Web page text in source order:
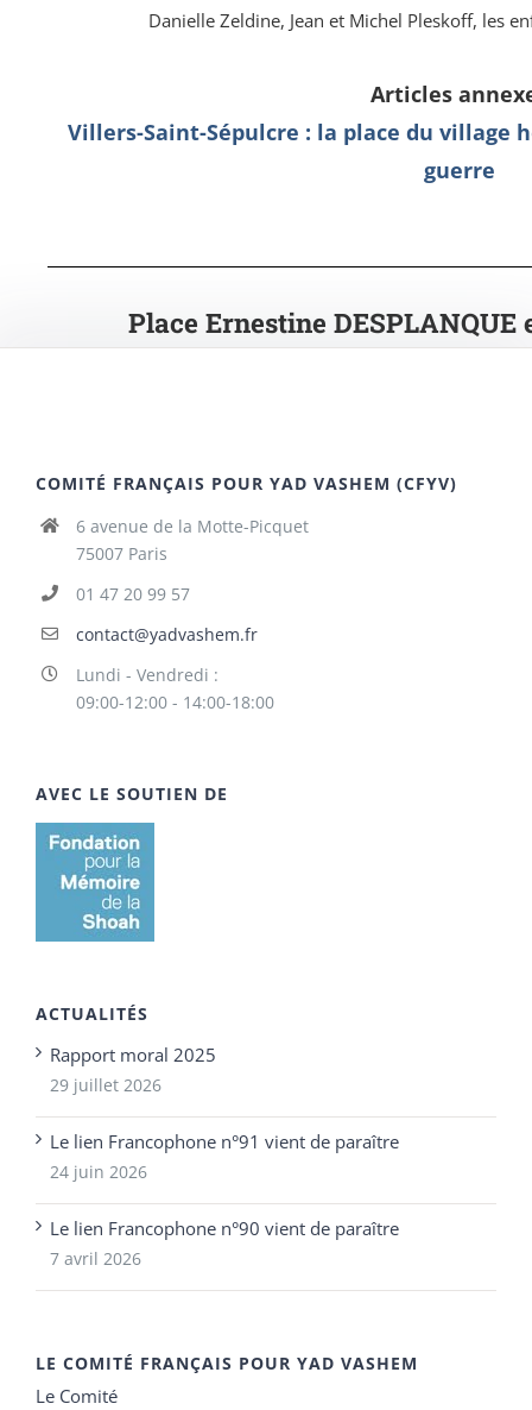
Danielle Zeldine, Jean et Michel Pleskoff, les
Articles
Villers-Saint-Sépulcre : la place du village
guerre
Place Ernestine DESPLANQUE
COMITÉ FRANÇAIS POUR YAD VASHEM (CFYV)
6 avenue de la Motte-Picquet
75007 Paris
01 47 20 99 57
contact@yadvashem.fr
Lundi - Vendredi :
09:00-12:00 - 14:00-18:00
AVEC LE SOUTIEN DE
ACTUALITÉS
Rapport moral 2025
29 juillet 2026
Le lien Francophone n°91 vient de paraître
24 juin 2026
Le lien Francophone n°90 vient de paraître
7 avril 2026
LE COMITÉ FRANÇAIS POUR YAD VASHEM
Le Comité